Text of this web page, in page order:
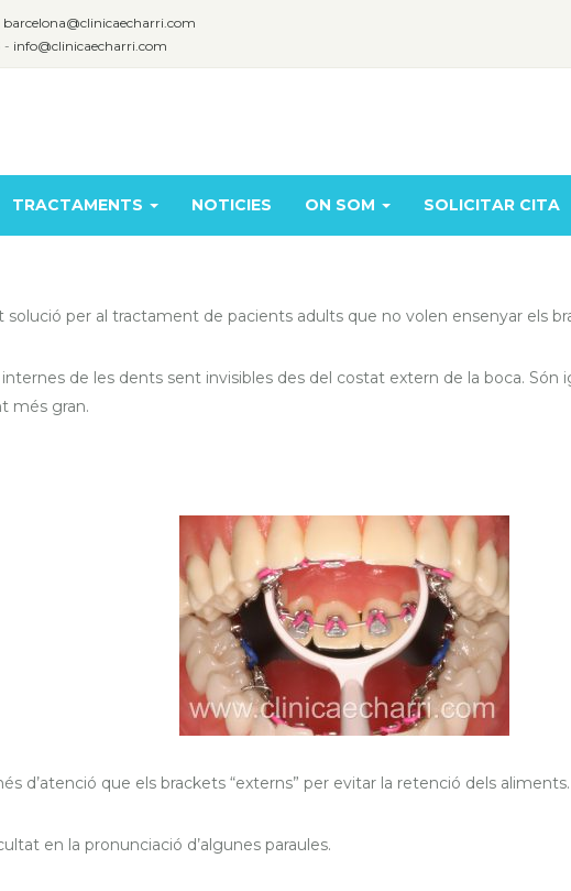
barcelona@clinicaecharri.com
- info@clinicaecharri.com
TRACTAMENTS NOTICIES ON SOM SOLICITAR CITA
solució per al tractament de pacients adults que no volen ensenyar els
de les dents sent invisibles des del costat extern de la boca. Són
més gran.
d’atenció que els brackets “externs” per evitar la retenció dels aliments.
en la pronunciació d’algunes paraules.